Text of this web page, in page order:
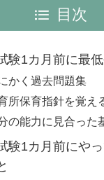
目次
験1カ月前に最
かく過去問題集
所保育指針を覚え
の能力に見合った
験1カ月前にや